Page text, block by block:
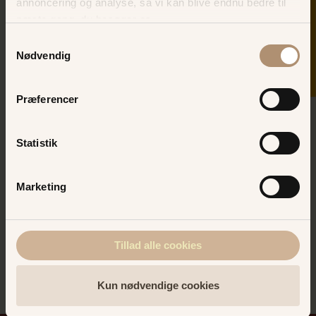
annoncering og analyse, så vi kan blive endnu bedre til
Nødvendig
Præferencer
Statistik
Marketing
Tillad alle cookies
Kun nødvendige cookies
SKER I DAG
Reservation
Skal du og din gruppe holde fest - stor
mange muligheder som gruppe: